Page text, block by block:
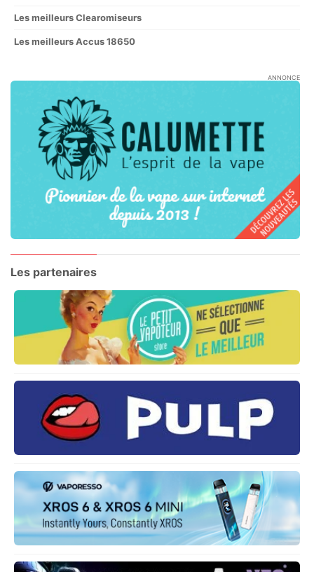
Les meilleurs Clearomiseurs
Les meilleurs Accus 18650
ANNONCE
Les partenaires